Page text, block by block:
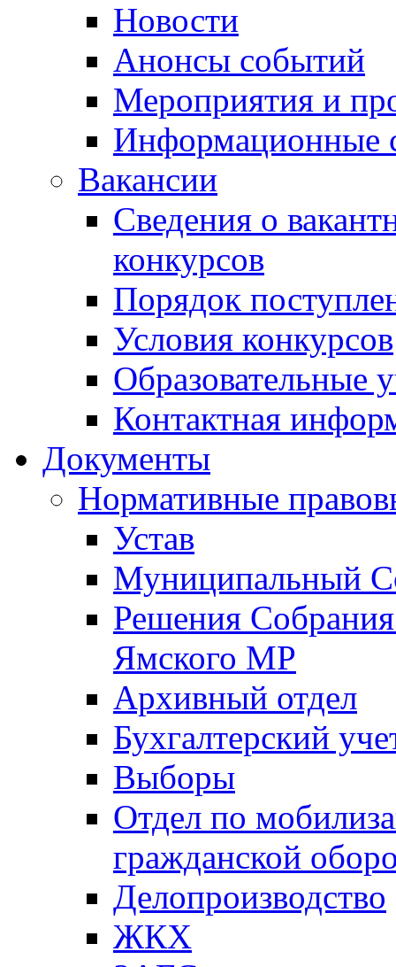
Новости
Анонсы событий
Мероприятия и
Информационные
Вакансии
Сведения о
конкурсов
Порядок
Условия конкурсов
Образовательные
Контактная
Документы
Нормативные
Устав
Муниципальный
Решения
Ямского МР
Архивный отдел
Бухгалтерский
Выборы
Отдел по
гражданской
Делопроизводство
ЖКХ